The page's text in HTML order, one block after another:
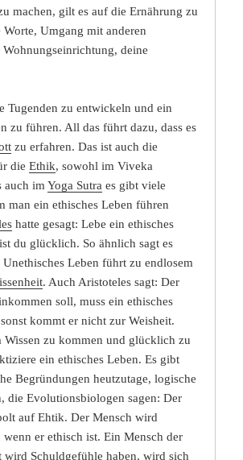
machen, gilt es auf die Ernährung zu
Worte, Umgang mit anderen
Wohnungseinrichtung, deine
Tugenden zu entwickeln und ein
zu führen. All das führt dazu, dass es
zu erfahren. Das ist auch die
dieEthik, sowohl im Viveka
auch imYoga Sutra es gibt viele
man ein ethisches Leben führen
hatte gesagt: Lebe ein ethisches
du glücklich. So ähnlich sagt es
Unethisches Leben führt zu endlosem
. Auch Aristoteles sagt: Der
soll, muss ein ethisches
kommt er nicht zur Weisheit.
Wissen zu kommen und glücklich zu
ein ethisches Leben. Es gibt
Begründungen heutzutage, logische
die Evolutionsbiologen sagen: Der
auf Ehtik. Der Mensch wird
wenn er ethisch ist. Ein Mensch der
wird Schuldgefühle haben, wird sich